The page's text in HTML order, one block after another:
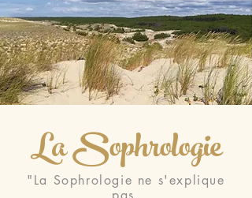
La Sophrologie
"La Sophrologie ne s'explique